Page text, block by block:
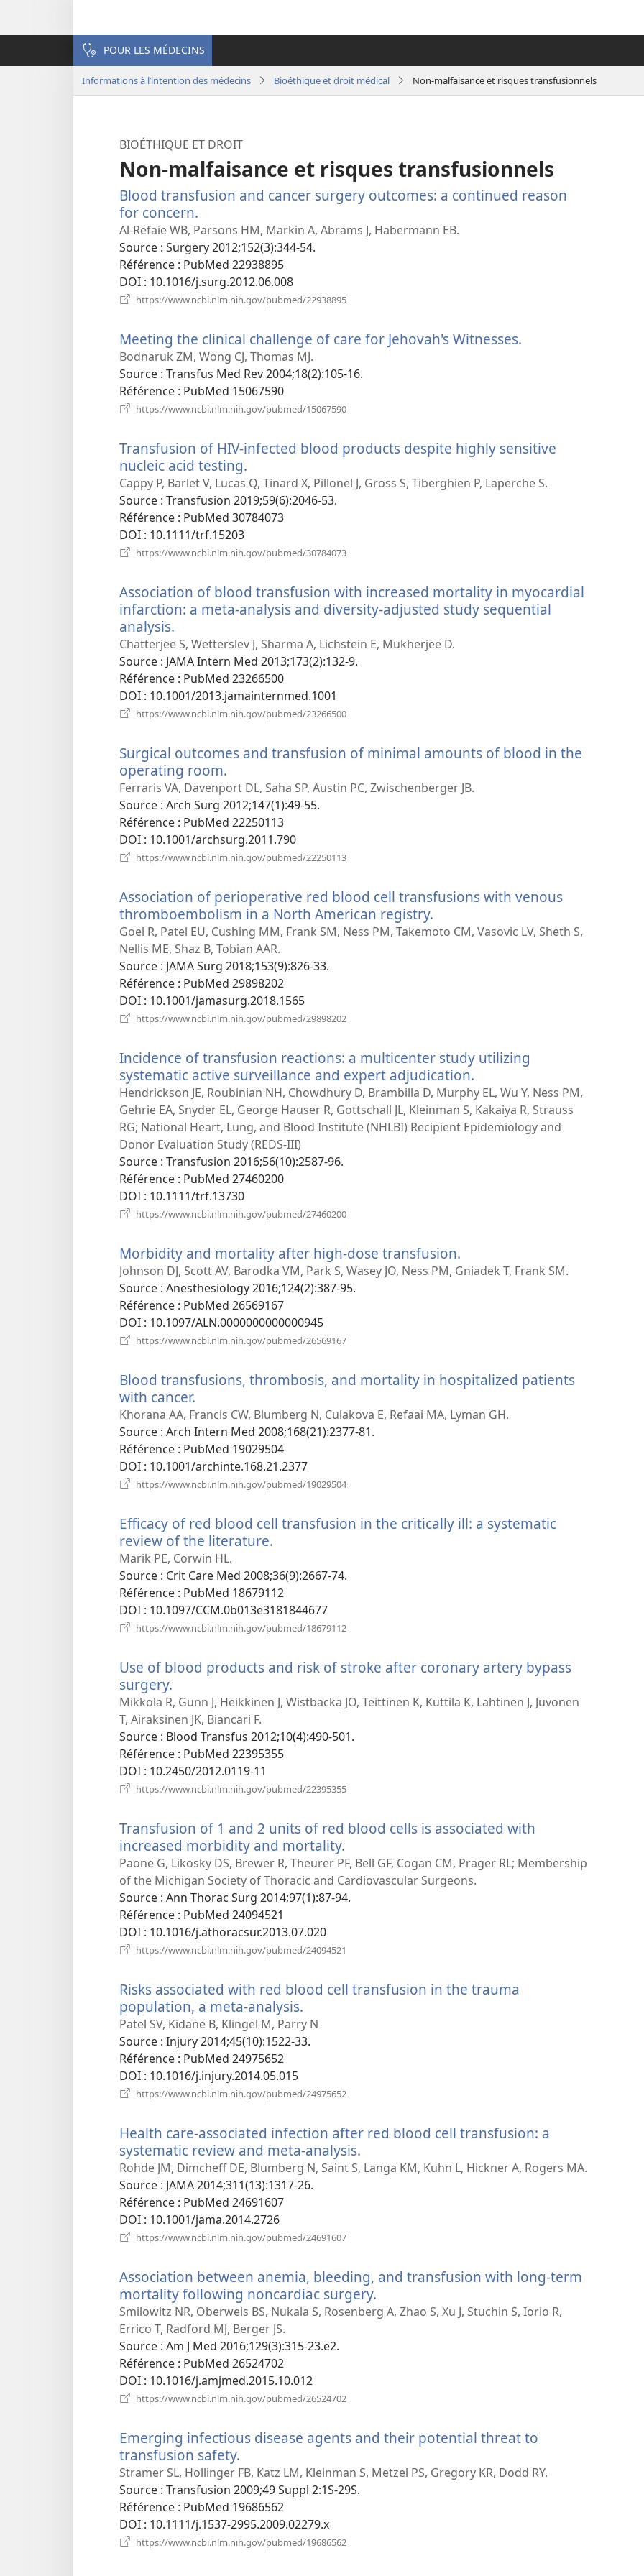
POUR LES MÉDECINS
Informations à l’intention des médecins Bioéthique et droit médical Non-malfaisance et risques transfusionnels
BIOÉTHIQUE ET DROIT
Non-malfaisance et risques transfusionnels
Blood transfusion and cancer surgery outcomes: a continued reason
for concern.
une
nouvelle
fenêtre)
Al-Refaie WB, Parsons HM, Markin A, Abrams J, Habermann EB.
Source ‎: Surgery 2012;152(3):344-54.
Référence ‎: PubMed 22938895
DOI ‎: 10.1016/j.surg.2012.06.008
https://www.ncbi.nlm.nih.gov/pubmed/22938895
fenêtre)
Meeting the clinical challenge of care for Jehovah's Witnesses.
Bodnaruk ZM, Wong CJ, Thomas MJ.
Source ‎: Transfus Med Rev 2004;18(2):105-16.
Référence ‎: PubMed 15067590
https://www.ncbi.nlm.nih.gov/pubmed/15067590
fenêtre)
Transfusion of HIV-infected blood products despite highly sensitive
nucleic acid testing.
une
nouvelle
fenêtre)
Cappy P, Barlet V, Lucas Q, Tinard X, Pillonel J, Gross S, Tiberghien P, Laperche S.
Source ‎: Transfusion 2019;59(6):2046-53.
Référence ‎: PubMed 30784073
DOI ‎: 10.1111/trf.15203
https://www.ncbi.nlm.nih.gov/pubmed/30784073
fenêtre)
Association of blood transfusion with increased mortality in myocardial
infarction: a meta-analysis and diversity-adjusted study sequential
analysis.
une
nouvelle
fenêtre)
Chatterjee S, Wetterslev J, Sharma A, Lichstein E, Mukherjee D.
Source ‎: JAMA Intern Med 2013;173(2):132-9.
Référence ‎: PubMed 23266500
DOI ‎: 10.1001/2013.jamainternmed.1001
https://www.ncbi.nlm.nih.gov/pubmed/23266500
fenêtre)
Surgical outcomes and transfusion of minimal amounts of blood in the
operating room.
une
nouvelle
fenêtre)
Ferraris VA, Davenport DL, Saha SP, Austin PC, Zwischenberger JB.
Source ‎: Arch Surg 2012;147(1):49-55.
Référence ‎: PubMed 22250113
DOI ‎: 10.1001/archsurg.2011.790
https://www.ncbi.nlm.nih.gov/pubmed/22250113
fenêtre)
Association of perioperative red blood cell transfusions with venous
thromboembolism in a North American registry.
une
Goel R, Patel EU, Cushing MM, Frank SM, Ness PM, Takemoto CM, Vasovic LV, Sheth S,
Nellis ME, Shaz B, Tobian AAR.
Source ‎: JAMA Surg 2018;153(9):826-33.
Référence ‎: PubMed 29898202
DOI ‎: 10.1001/jamasurg.2018.1565
https://www.ncbi.nlm.nih.gov/pubmed/29898202
fenêtre)
Incidence of transfusion reactions: a multicenter study utilizing
systematic active surveillance and expert adjudication.
une
nouvelle
fenêtre)
Hendrickson JE, Roubinian NH, Chowdhury D, Brambilla D, Murphy EL, Wu Y, Ness PM,
Gehrie EA, Snyder EL, George Hauser R, Gottschall JL, Kleinman S, Kakaiya R, Strauss
RG; National Heart, Lung, and Blood Institute (NHLBI) Recipient Epidemiology and
Donor Evaluation Study (REDS-III)
Source ‎: Transfusion 2016;56(10):2587-96.
Référence ‎: PubMed 27460200
DOI ‎: 10.1111/trf.13730
https://www.ncbi.nlm.nih.gov/pubmed/27460200
fenêtre)
Morbidity and mortality after high-dose transfusion.
une
Johnson DJ, Scott AV, Barodka VM, Park S, Wasey JO, Ness PM, Gniadek T, Frank SM.
Source ‎: Anesthesiology 2016;124(2):387-95.
Référence ‎: PubMed 26569167
DOI ‎: 10.1097/ALN.0000000000000945
https://www.ncbi.nlm.nih.gov/pubmed/26569167
fenêtre)
Blood transfusions, thrombosis, and mortality in hospitalized patients
with cancer.
une
nouvelle
fenêtre)
Khorana AA, Francis CW, Blumberg N, Culakova E, Refaai MA, Lyman GH.
Source ‎: Arch Intern Med 2008;168(21):2377-81.
Référence ‎: PubMed 19029504
DOI ‎: 10.1001/archinte.168.21.2377
https://www.ncbi.nlm.nih.gov/pubmed/19029504
fenêtre)
Efficacy of red blood cell transfusion in the critically ill: a systematic
review of the literature.
nouvelle
fenêtre)
Marik PE, Corwin HL.
Source ‎: Crit Care Med 2008;36(9):2667-74.
Référence ‎: PubMed 18679112
DOI ‎: 10.1097/CCM.0b013e3181844677
https://www.ncbi.nlm.nih.gov/pubmed/18679112
fenêtre)
Use of blood products and risk of stroke after coronary artery bypass
surgery.
une
nouvelle
fenêtre)
Mikkola R, Gunn J, Heikkinen J, Wistbacka JO, Teittinen K, Kuttila K, Lahtinen J, Juvonen
T, Airaksinen JK, Biancari F.
Source ‎: Blood Transfus 2012;10(4):490-501.
Référence ‎: PubMed 22395355
DOI ‎: 10.2450/2012.0119-11
https://www.ncbi.nlm.nih.gov/pubmed/22395355
fenêtre)
Transfusion of 1 and 2 units of red blood cells is associated with
increased morbidity and mortality.
une
nouvelle
fenêtre)
Paone G, Likosky DS, Brewer R, Theurer PF, Bell GF, Cogan CM, Prager RL; Membership
of the Michigan Society of Thoracic and Cardiovascular Surgeons.
Source ‎: Ann Thorac Surg 2014;97(1):87-94.
Référence ‎: PubMed 24094521
DOI ‎: 10.1016/j.athoracsur.2013.07.020
https://www.ncbi.nlm.nih.gov/pubmed/24094521
fenêtre)
Risks associated with red blood cell transfusion in the trauma
population, a meta-analysis.
une
nouvelle
Patel SV, Kidane B, Klingel M, Parry N
Source ‎: Injury 2014;45(10):1522-33.
Référence ‎: PubMed 24975652
DOI ‎: 10.1016/j.injury.2014.05.015
https://www.ncbi.nlm.nih.gov/pubmed/24975652
fenêtre)
Health care-associated infection after red blood cell transfusion: a
systematic review and meta-analysis.
une
Rohde JM, Dimcheff DE, Blumberg N, Saint S, Langa KM, Kuhn L, Hickner A, Rogers MA.
Source ‎: JAMA 2014;311(13):1317-26.
Référence ‎: PubMed 24691607
DOI ‎: 10.1001/jama.2014.2726
https://www.ncbi.nlm.nih.gov/pubmed/24691607
fenêtre)
Association between anemia, bleeding, and transfusion with long-term
mortality following noncardiac surgery.
une
Smilowitz NR, Oberweis BS, Nukala S, Rosenberg A, Zhao S, Xu J, Stuchin S, Iorio R,
Errico T, Radford MJ, Berger JS.
Source ‎: Am J Med 2016;129(3):315-23.e2.
Référence ‎: PubMed 26524702
DOI ‎: 10.1016/j.amjmed.2015.10.012
https://www.ncbi.nlm.nih.gov/pubmed/26524702
fenêtre)
Emerging infectious disease agents and their potential threat to
transfusion safety.
une
nouvelle
fenêtre)
Stramer SL, Hollinger FB, Katz LM, Kleinman S, Metzel PS, Gregory KR, Dodd RY.
Source ‎: Transfusion 2009;49 Suppl 2:1S-29S.
Référence ‎: PubMed 19686562
DOI ‎: 10.1111/j.1537-2995.2009.02279.x
https://www.ncbi.nlm.nih.gov/pubmed/19686562